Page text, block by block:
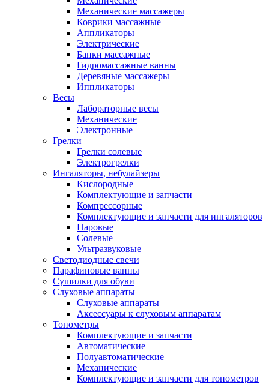
Механические массажеры
Коврики массажные
Аппликаторы
Электрические
Банки массажные
Гидромассажные ванны
Деревяные массажеры
Иппликаторы
Весы
Лабораторные весы
Механические
Электронные
Грелки
Грелки солевые
Электрогрелки
Ингаляторы, небулайзеры
Кислородные
Комплектующие и запчасти
Компрессорные
Комплектующие и запчасти для ингаляторов
Паровые
Солевые
Ультразвуковые
Светодиодные свечи
Парафиновые ванны
Сушилки для обуви
Слуховые аппараты
Слуховые аппараты
Аксессуары к слуховым аппаратам
Тонометры
Комплектующие и запчасти
Автоматические
Полуавтоматические
Механические
Комплектующие и запчасти для тонометров